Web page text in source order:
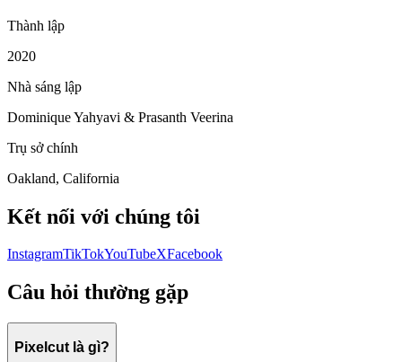
Thành lập
2020
Nhà sáng lập
Dominique Yahyavi & Prasanth Veerina
Trụ sở chính
Oakland, California
Kết nối với chúng tôi
InstagramTikTokYouTubeXFacebook
Câu hỏi thường gặp
Pixelcut là gì?